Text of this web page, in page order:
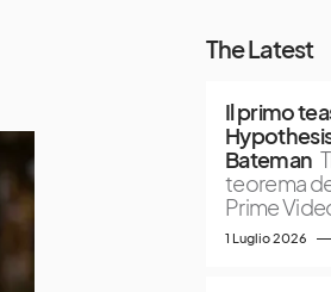
The Latest
Il primo
Bateman
teorema
Prime
1 Luglio 2026